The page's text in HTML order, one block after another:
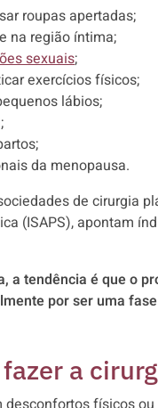
roupas apertadas;
na região íntima;
sexuais;
exercícios físicos;
lábios;
da menopausa.
de cirurgia
(ISAPS), apontam
a tendência é que o
por ser uma
a